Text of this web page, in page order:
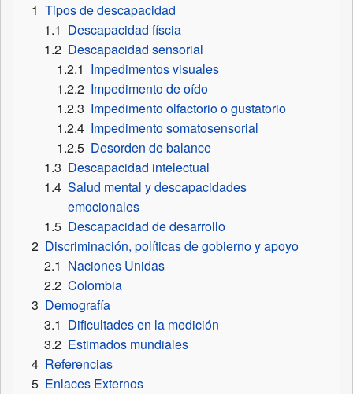
1 Tipos de descapacidad
1.1 Descapacidad físcia
1.2 Descapacidad sensorial
1.2.1 Impedimentos visuales
1.2.2 Impedimento de oído
1.2.3 Impedimento olfactorio o gustatorio
1.2.4 Impedimento somatosensorial
1.2.5 Desorden de balance
1.3 Descapacidad intelectual
1.4 Salud mental y descapacidades
emocionales
1.5 Descapacidad de desarrollo
2 Discriminación, políticas de gobierno y apoyo
2.1 Naciones Unidas
2.2 Colombia
3 Demografía
3.1 Dificultades en la medición
3.2 Estimados mundiales
4 Referencias
5 Enlaces Externos